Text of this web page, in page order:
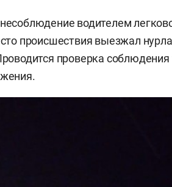
водителем
происшествия выезжал
проверка соблюдения